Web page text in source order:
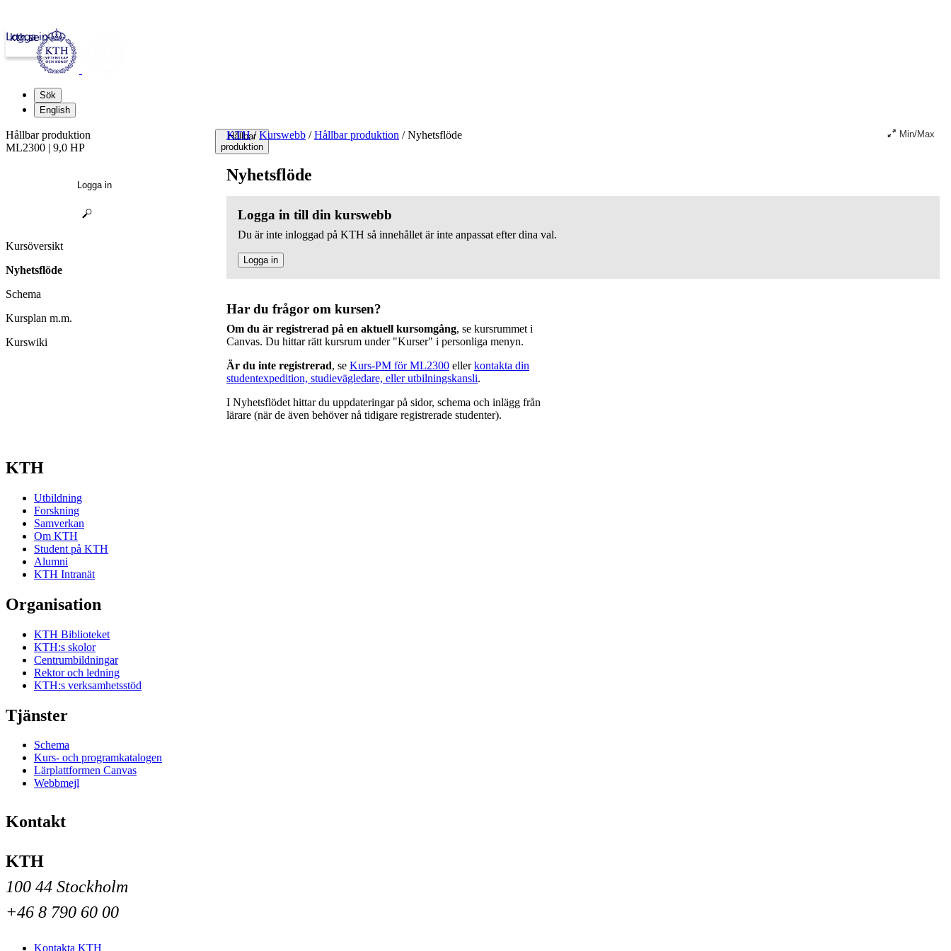
kth.se
Logga in
Sök
English
Hållbar
produktion
KTH / Kurswebb / Hållbar produktion /Nyhetsflöde Min/Max
Nyhetsflöde
Logga in till din kurswebb
Du är inte inloggad på KTH så innehållet är inte anpassat efter dina val.
Logga in
Har du frågor om kursen?
Om du är registrerad på en aktuell kursomgång, se kursrummet i
Canvas. Du hittar rätt kursrum under "Kurser" i personliga menyn.
Är du inte registrerad, se Kurs-PM för ML2300 ellerkontakta din
studentexpedition, studievägledare, eller utbilningskansli.
I Nyhetsflödet hittar du uppdateringar på sidor, schema och inlägg från
lärare (när de även behöver nå tidigare registrerade studenter).
Hållbar produktion
ML2300 | 9,0 HP
Logga in
Kursöversikt
Nyhetsflöde
Schema
Kursplan m.m.
Kurswiki
KTH
Utbildning
Forskning
Samverkan
Om KTH
Student på KTH
Alumni
KTH Intranät
Organisation
KTH Biblioteket
KTH:s skolor
Centrumbildningar
Rektor och ledning
KTH:s verksamhetsstöd
Tjänster
Schema
Kurs- och programkatalogen
Lärplattformen Canvas
Webbmejl
Kontakt
KTH
100 44 Stockholm
+46 8 790 60 00
Kontakta KTH